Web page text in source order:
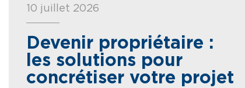
10 juillet 2026
Devenir propriétaire :
les solutions pour
concrétiser votre projet